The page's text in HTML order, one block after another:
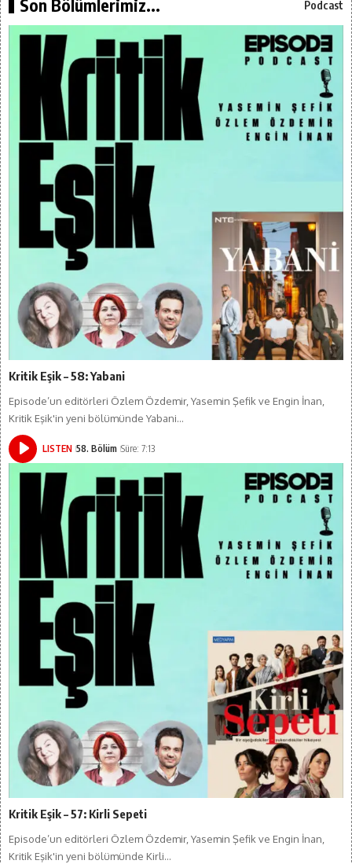
Son Bölümlerimiz... Podcast
Kritik Eşik – 58: Yabani
Episode’un editörleri Özlem Özdemir, Yasemin Şefik ve Engin İnan,
Kritik Eşik'in yeni bölümünde Yabani…
LISTEN 58. Bölüm Süre: 7:13
Kritik Eşik – 57: Kirli Sepeti
Episode’un editörleri Özlem Özdemir, Yasemin Şefik ve Engin İnan,
Kritik Eşik'in yeni bölümünde Kirli…